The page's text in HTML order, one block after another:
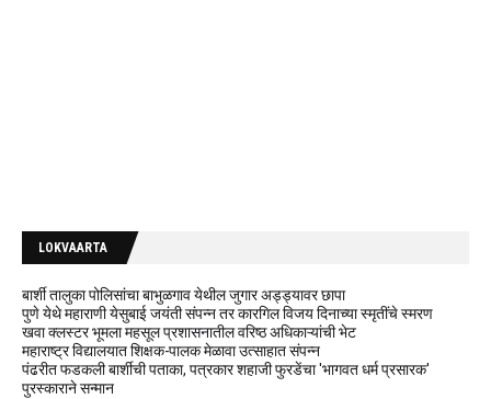
LOKVAARTA
बार्शी तालुका पोलिसांचा बाभुळगाव येथील जुगार अड्ड्यावर छापा
पुणे येथे महाराणी येसुबाई जयंती संपन्न तर कारगिल विजय दिनाच्या स्मृतींचे स्मरण
खवा क्लस्टर भूमला महसूल प्रशासनातील वरिष्ठ अधिकाऱ्यांची भेट
महाराष्ट्र विद्यालयात शिक्षक-पालक मेळावा उत्साहात संपन्न
पंढरीत फडकली बार्शीची पताका, पत्रकार शहाजी फुरडेंचा 'भागवत धर्म प्रसारक'
पुरस्काराने सन्मान